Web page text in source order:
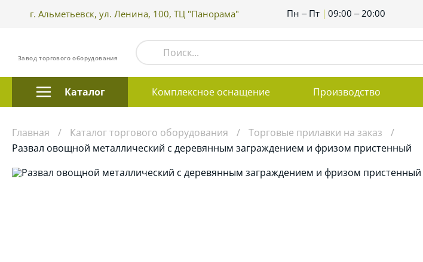
г. Альметьевск, ул. Ленина, 100, ТЦ "Панорама" Пн – Пт 09:00 – 20:00
Завод торгового оборудования
Каталог Комплексное оснащение Производство
Главная Каталог торгового оборудования
Торговые прилавки на заказ
Развал овощной металлический с деревянным заграждением и фризом пристенный